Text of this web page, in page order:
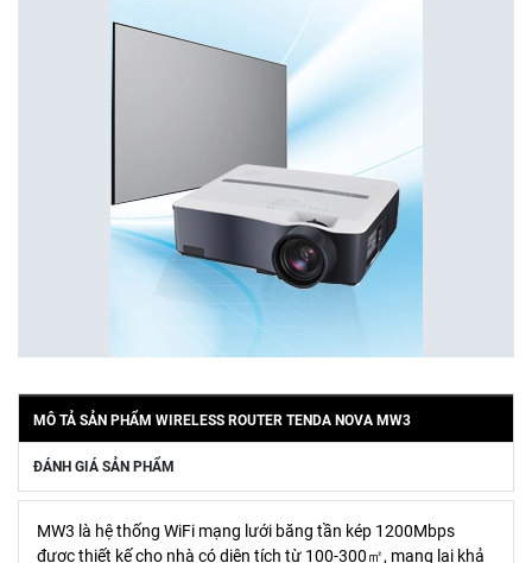
MÔ TẢ SẢN PHẨM WIRELESS ROUTER TENDA NOVA MW3
ĐÁNH GIÁ SẢN PHẨM
MW3 là hệ thống WiFi mạng lưới băng tần kép 1200Mbps
được thiết kế cho nhà có diện tích từ 100-300㎡, mang lại khả